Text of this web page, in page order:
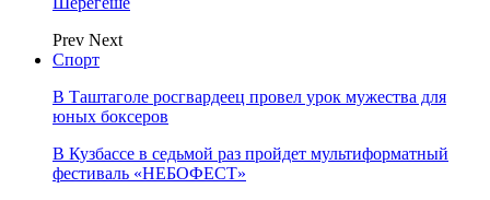
Prev Next
Спорт
В Таштаголе росгвардеец провел урок мужества для
юных боксеров
В Кузбассе в седьмой раз пройдет мультиформатный
фестиваль «НЕБОФЕСТ»